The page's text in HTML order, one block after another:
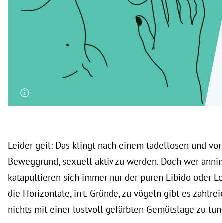
Untermenü
Untermenü
Untermenü
Untermenü
Leider geil: Das klingt nach einem tadellosen und
Beweggrund, sexuell aktiv zu werden. Doch wer
katapultieren sich immer nur der puren Libido oder
die Horizontale, irrt. Gründe, zu vögeln gibt es
nichts mit einer lustvoll gefärbten Gemütslage zu tun.